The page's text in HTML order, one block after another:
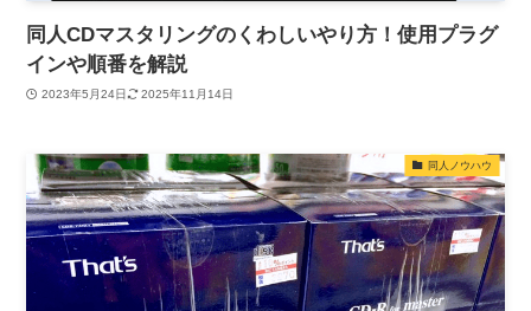
同人CDマスタリングのくわしいやり方！使用プラグ
インや順番を解説
2023年5月24日 2025年11月14日
同人ノウハウ